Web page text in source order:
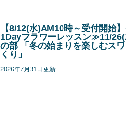
【8/12(水)AM10時～受付開始
1Dayフラワーレッスン≫11/26(
の部 「冬の始まりを楽しむス
くり」
2026年7月31日更新